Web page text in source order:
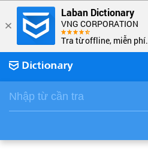
Laban Dictionary
VNG CORPORATION
Tra từ offline, miễn phí.